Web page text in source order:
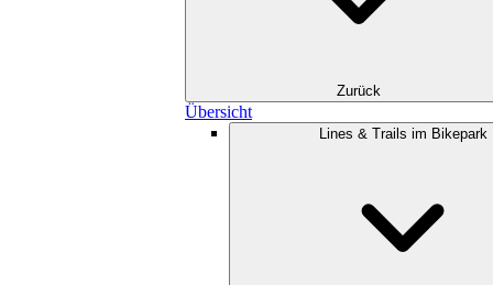
Zurück
Übersicht
Lines & Trails im Bikepark